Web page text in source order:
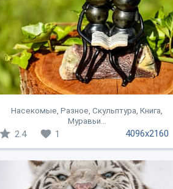
Насекомые, Разное, Скульптура, Книга,
Муравьи...
4096x2160
2.4 1